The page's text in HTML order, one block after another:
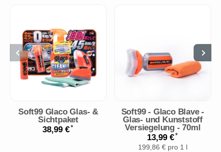
Soft99 Glaco Glas- &
Sichtpaket
38,99 €*
Soft99 - Glaco Blave -
Glas- und Kunststoff
Versiegelung - 70ml
13,99 €*
199,86 € pro 1 l